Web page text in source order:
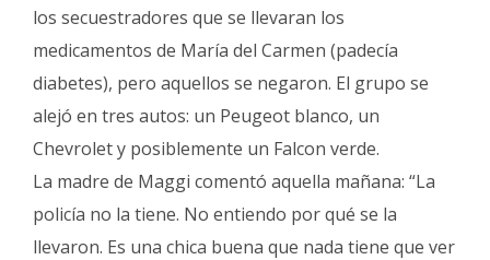
los secuestradores que se llevaran los
medicamentos de María del Carmen (padecía
diabetes), pero aquellos se negaron. El grupo se
alejó en tres autos: un Peugeot blanco, un
Chevrolet y posiblemente un Falcon verde.
La madre de Maggi comentó aquella mañana: “La
policía no la tiene. No entiendo por qué se la
llevaron. Es una chica buena que nada tiene que ver